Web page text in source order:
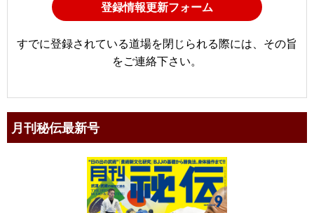
登録情報更新フォーム
すでに登録されている道場を閉じられる際には、その旨
をご連絡下さい。
月刊秘伝最新号